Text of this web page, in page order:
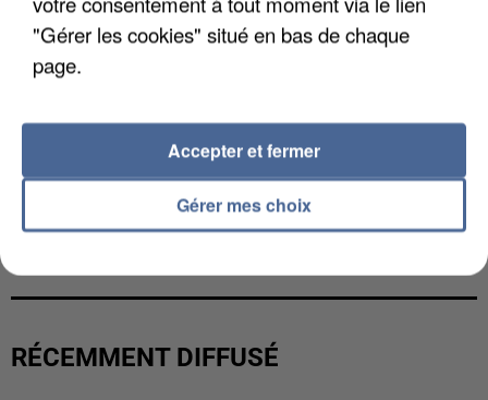
UNE TOURISTE DE L’OISE EMPORTÉE PAR UNE
COULÉE DE BOUE EN HAUTE-SAVOIE
RÉCEMMENT DIFFUSÉ
"Gérer les cookies" situé en bas de chaque
page.
Gérer mes choix
Accepter et fermer